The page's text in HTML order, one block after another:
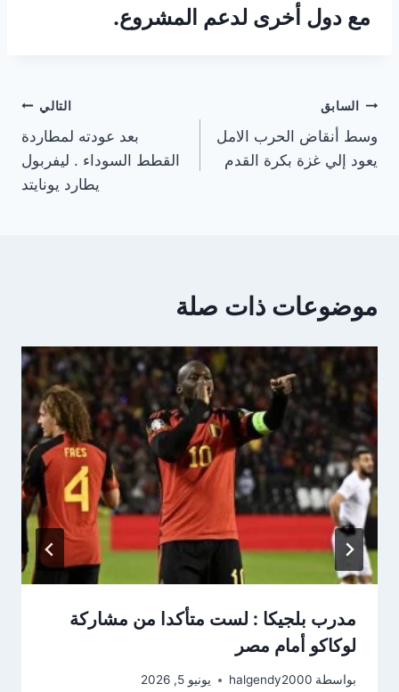
مع دول أخرى لدعم المشروع.
تصفّح
المقالات
السابق
وسط أنقاض الحرب الامل
يعود إلي غزة بكرة القدم
التالي
بعد عودته لمطاردة
القطط السوداء . ليفربول
يطارد يونايتد
موضوعات ذات صلة
مدرب بلجيكا : لست متأكدا من مشاركة
لوكاكو أمام مصر
بواسطة halgendy2000 يونيو 5, 2026